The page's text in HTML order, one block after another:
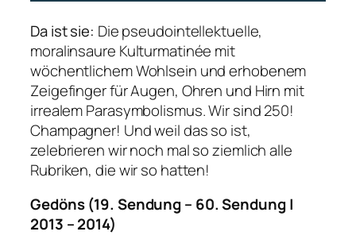
Da ist sie: Die pseudointellektuelle,
moralinsaure Kulturmatinée mit
wöchentlichem Wohlsein und erhobenem
Zeigefinger für Augen, Ohren und Hirn mit
irrealem Parasymbolismus. Wir sind 250!
Champagner! Und weil das so ist,
zelebrieren wir noch mal so ziemlich alle
Rubriken, die wir so hatten!
Gedöns (19. Sendung – 60. Sendung |
2013 – 2014)